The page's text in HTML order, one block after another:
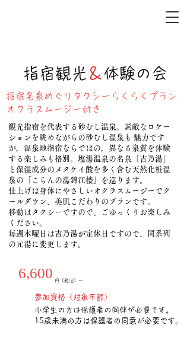
​指宿観光 ＆ 体験の会
指宿名泉めぐりタクシーらくらくプラン
オクラスムージー付き
観光指宿を代表する砂むし温泉。素敵なロケー
ションを眺めながらの砂むし温泉も 魅力です
が，温泉地指宿ならではの，異なる泉質を体験
する楽しみも格別。塩湯温泉の名泉「吉乃湯」
と保湿成分のメタケイ酸を多く含む天然化粧温
泉の「こらんの湯錦江楼」を巡ります。
仕上げは身体にやさしいオクラスムージーでク
ールダウン、美肌こだわりのプランです。
​移動はタクシーですので、ごゆっくりお楽しみ
ください。
毎週木曜日は吉乃湯が定休日ですので、同系列
の元湯に変更します。
6,600 円（税込）〜
​参加資格（対象年齢）
小学生の方は保護者の同伴が必要です。
15歳未満の方は保護者の同意が必要です。